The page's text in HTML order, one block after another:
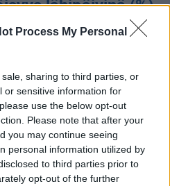
Process My Personal
sharing to third parties, or
or sensitive information for
use the below opt-out
Please note that after your
you may continue seeing
personal information utilized by
to third parties prior to
opt-out of the further
lähipäivinä (%),
10 %
0 %
10.8. 11.8.